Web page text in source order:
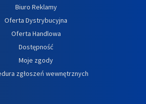
Biuro Reklamy
Oferta Dystrybucyjna
Oferta Handlowa
Dostępność
Moje zgody
zgłoszeń wewnętrznych